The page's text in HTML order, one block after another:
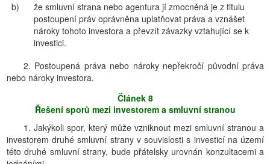
b)
že smluvní strana nebo agentura jí zmocněná je z titulu
postoupení práv oprávněna uplatňovat práva a vznášet
nároky tohoto investora a převzít závazky vztahující se k
investici.
2. Postoupená práva nebo nároky nepřekročí původní práva
nebo nároky investora.
Článek 8
Řešení sporů mezi investorem a smluvní stranou
1. Jakýkoli spor, který může vzniknout mezi smluvní stranou a
investorem druhé smluvní strany v souvislosti s investicí na území
této druhé smluvní strany, bude přátelsky urovnán konzultacemi a